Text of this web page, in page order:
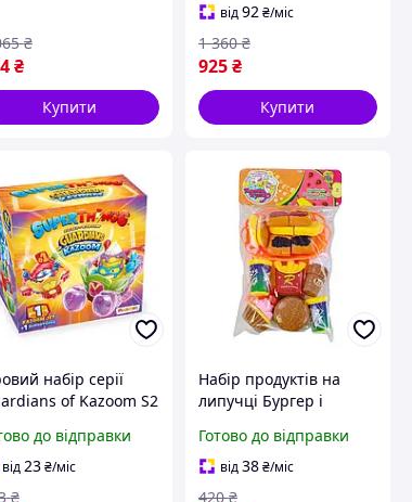
₴
₴
Купити
від92₴/міс
925₴
1 360 ₴
Купити
набір серії
of Kazoom S2
і фігурка
до відправки
від23 ₴/міс
₴
Набір продуктів на
липучці Бургер і
Club
Готово до відправки
від38₴/міс
420 ₴